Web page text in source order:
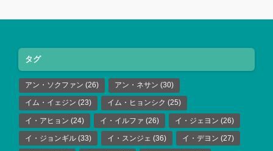
タグ
アン・ソクファン (26) アン・ネサン (30)
イム・イェジン (23) イム・ヒョンシク (25)
イ・アヒョン (24) イ・イルファ (26) イ・ジェヨン (26)
イ・ジョンギル (33) イ・スンジェ (36) イ・デヨン (27)